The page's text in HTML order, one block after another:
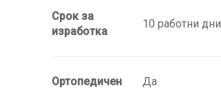
Срок за
изработка
10 работни дни
Ортопедичен
Да